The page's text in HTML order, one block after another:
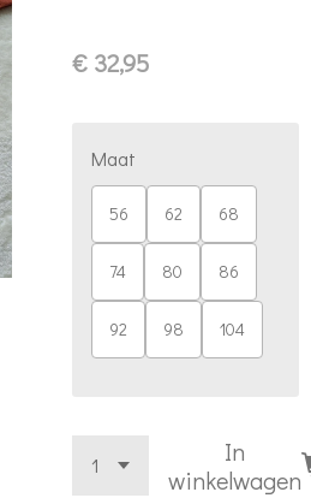
€ 32,95
Maat
56 62 68
74 80 86
92 98 104
In
winkelwagen